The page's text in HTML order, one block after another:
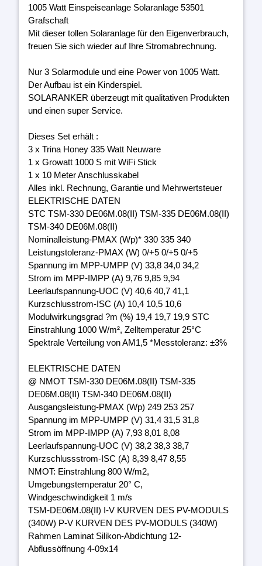
1005 Watt Einspeiseanlage Solaranlage 53501
Grafschaft
Mit dieser tollen Solaranlage für den Eigenverbrauch,
freuen Sie sich wieder auf Ihre Stromabrechnung.
Nur 3 Solarmodule und eine Power von 1005 Watt.
Der Aufbau ist ein Kinderspiel.
SOLARANKER überzeugt mit qualitativen Produkten
und einen super Service.
Dieses Set erhält :
3 x Trina Honey 335 Watt Neuware
1 x Growatt 1000 S mit WiFi Stick
1 x 10 Meter Anschlusskabel
Alles inkl. Rechnung, Garantie und Mehrwertsteuer
ELEKTRISCHE DATEN
STC TSM-330 DE06M.08(II) TSM-335 DE06M.08(II)
TSM-340 DE06M.08(II)
Nominalleistung-PMAX (Wp)* 330 335 340
Leistungstoleranz-PMAX (W) 0/+5 0/+5 0/+5
Spannung im MPP-UMPP (V) 33,8 34,0 34,2
Strom im MPP-IMPP (A) 9,76 9,85 9,94
Leerlaufspannung-UOC (V) 40,6 40,7 41,1
Kurzschlusstrom-ISC (A) 10,4 10,5 10,6
Modulwirkungsgrad ?m (%) 19,4 19,7 19,9 STC
Einstrahlung 1000 W/m², Zelltemperatur 25°C
Spektrale Verteilung von AM1,5 *Messtoleranz: ±3%
ELEKTRISCHE DATEN
@ NMOT TSM-330 DE06M.08(II) TSM-335
DE06M.08(II) TSM-340 DE06M.08(II)
Ausgangsleistung-PMAX (Wp) 249 253 257
Spannung im MPP-UMPP (V) 31,4 31,5 31,8
Strom im MPP-IMPP (A) 7,93 8,01 8,08
Leerlaufspannung-UOC (V) 38,2 38,3 38,7
Kurzschlussstrom-ISC (A) 8,39 8,47 8,55
NMOT: Einstrahlung 800 W/m2,
Umgebungstemperatur 20° C,
Windgeschwindigkeit 1 m/s
TSM-DE06M.08(II) I-V KURVEN DES PV-MODULS
(340W) P-V KURVEN DES PV-MODULS (340W)
Rahmen Laminat Silikon-Abdichtung 12-
Abflussöffnung 4-09x14